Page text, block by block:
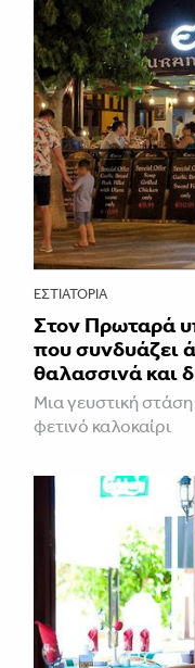
ΕΣΤΙΑΤΌΡΙΑ
Στον Πρωταρά
που συνδυάζει
θαλασσινά και
Μια γευστική στάση
φετινό καλοκαίρι